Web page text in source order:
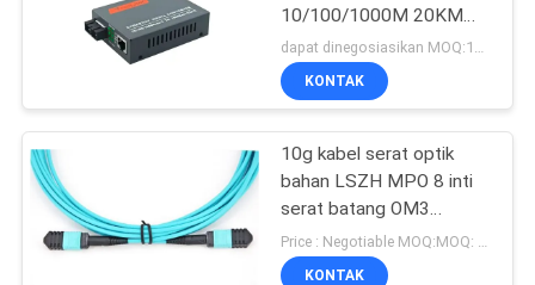
Pigtail Serat Optik
10/100/1000M 20KM
1310nm Single Mode
Double Fibers
dapat dinegosiasikan MOQ:100 PCS
KONTAK
10g kabel serat optik
bahan LSZH MPO 8 inti
serat batang OM3
multimode perempuan
Price : Negotiable MOQ:MOQ: 10 PCS
KONTAK